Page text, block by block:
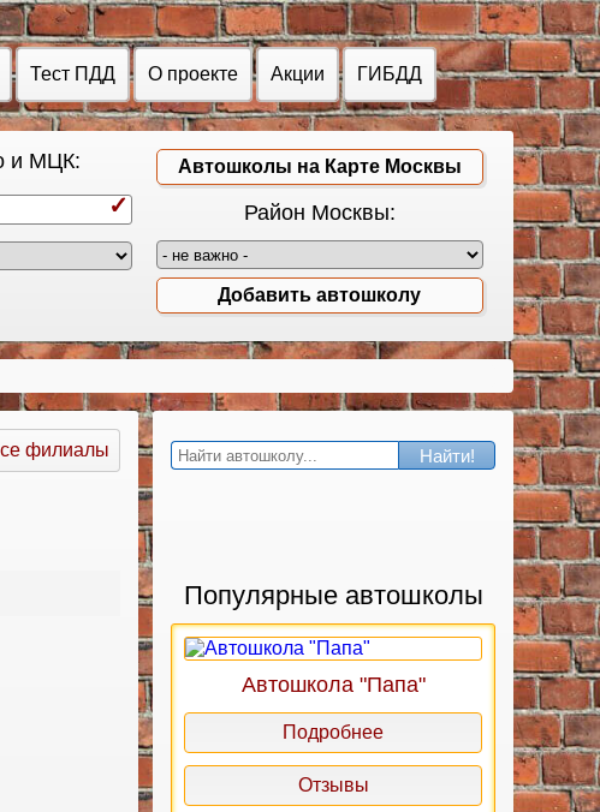
Тест ПДД О проекте Акции ГИБДД
и МЦК: Автошколы на Карте Москвы
Район Москвы:
Добавить автошколу
филиалы Найти!
Популярные автошколы
Автошкола "Папа"
Подробнее
Отзывы